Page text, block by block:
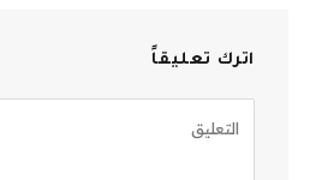
اترك تعليقاً